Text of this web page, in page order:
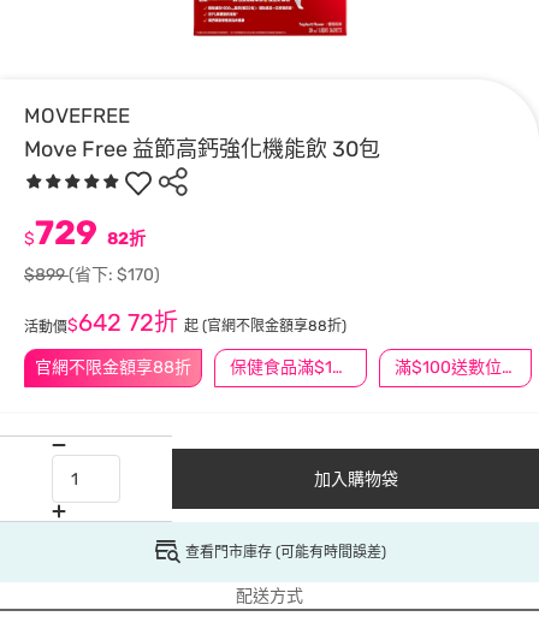
MOVEFREE
Move Free 益節高鈣強化機能飲 30包
官網不限金額享88折 保健食品滿$1200送$100 滿$100送數位印花
$729 82折
$899(省下: $170)
活動價$642 72折 起 (官網不限金額享88折)
加入購物袋
查看門市庫存 (可能有時間誤差)
配送方式